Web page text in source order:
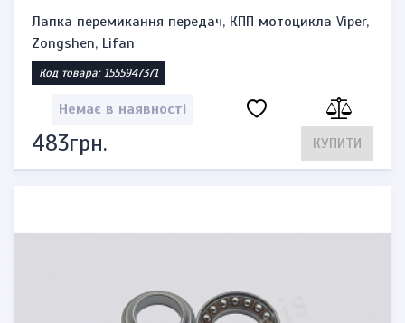
Лапка перемикання передач, КПП мотоцикла Viper,
Zongshen, Lifan
Код товара: 1555947371
Немає в наявності
483грн. КУПИТИ